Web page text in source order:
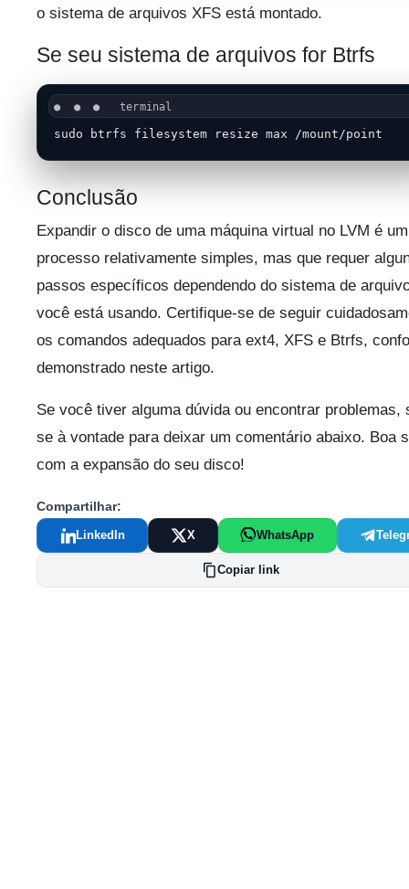
o sistema de arquivos XFS está montado.
Se seu sistema de arquivos for Btrfs
sudo btrfs filesystem resize max /mount/point
Conclusão
Expandir o disco de uma máquina virtual no LVM é um
processo relativamente simples, mas que requer
passos específicos dependendo do sistema de
você está usando. Certifique-se de seguir
os comandos adequados para ext4, XFS e Btrfs,
demonstrado neste artigo.
Se você tiver alguma dúvida ou encontrar problemas,
se à vontade para deixar um comentário abaixo. Boa
com a expansão do seu disco!
Compartilhar:
LinkedIn X WhatsApp
Copiar link